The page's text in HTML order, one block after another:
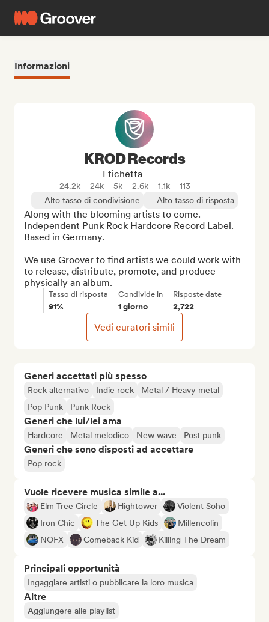
Informazioni
Generi accettati più spesso
Rock alternativo Indie rock
Metal / Heavy metal
Pop Punk
Punk Rock
Generi che lui/lei ama
Hardcore Metal melodico New wave Post punk
Generi che sono disposti ad accettare
Pop rock
Vuole ricevere musica simile a...
Elm Tree Circle Hightower
Violent Soho
Iron Chic
The Get Up Kids
Millencolin
NOFX
Comeback Kid Killing The Dream
Principali opportunità
Ingaggiare artisti o pubblicare la loro musica
Altre
Aggiungere alle playlist
KROD Records
Etichetta
24.2k 24k 5k 2.6k 1.1k
113
Alto tasso di condivisione
Alto tasso di risposta
Along with the blooming artists to come.
Independent Punk Rock Hardcore Record Label.
Based in Germany.
We use Groover to find artists we could work with
to release, distribute, promote, and produce
physically an album.
Tasso di risposta
91%
Condivide in
1 giorno
Risposte date
2,722
Vedi curatori simili